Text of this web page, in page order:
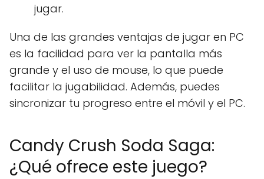
jugar.
Una de las grandes ventajas de jugar en PC
es la facilidad para ver la pantalla más
grande y el uso de mouse, lo que puede
facilitar la jugabilidad. Además, puedes
sincronizar tu progreso entre el móvil y el PC.
Candy Crush Soda Saga:
¿Qué ofrece este juego?